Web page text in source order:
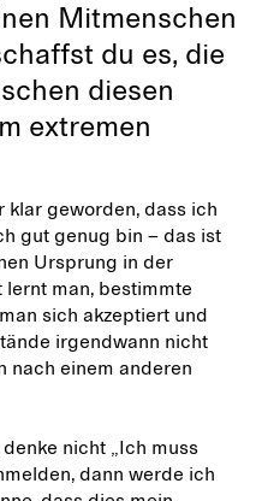
Mitmenschen
du es, die
diesen
extremen
klar geworden, dass ich
gut genug bin – das ist
Ursprung in der
lernt man, bestimmte
sich akzeptiert und
irgendwann nicht
nach einem anderen
nicht „Ich muss
dann werde ich